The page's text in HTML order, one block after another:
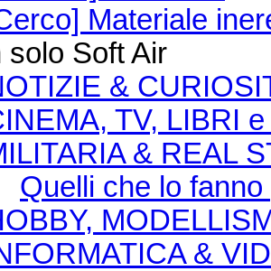
Materiale
solo Soft Air
&
TV, LIBRI
& REAL
Quelli che lo
&